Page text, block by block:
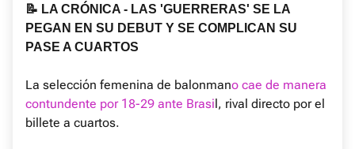
📝 LA CRÓNICA - LAS 'GUERRERAS' SE LA
PEGAN EN SU DEBUT Y SE COMPLICAN SU
PASE A CUARTOS
La selección femenina de balonmano cae de manera
contundente por 18-29 ante Brasil, rival directo por el
billete a cuartos.